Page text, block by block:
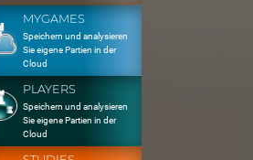
MYGAMES
Speichern und analysieren
Sie eigene Partien in der
Cloud
PLAYERS
Speichern und analysieren
Sie eigene Partien in der
Cloud